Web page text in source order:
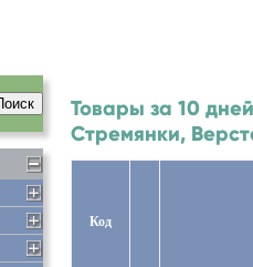
Товары за 10
Стремянки,
Код